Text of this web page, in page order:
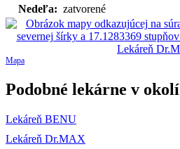
Nedeľa: zatvorené
Mapa
Podobné lekárne v okolí
Lekáreň BENU
Lekáreň Dr.MAX